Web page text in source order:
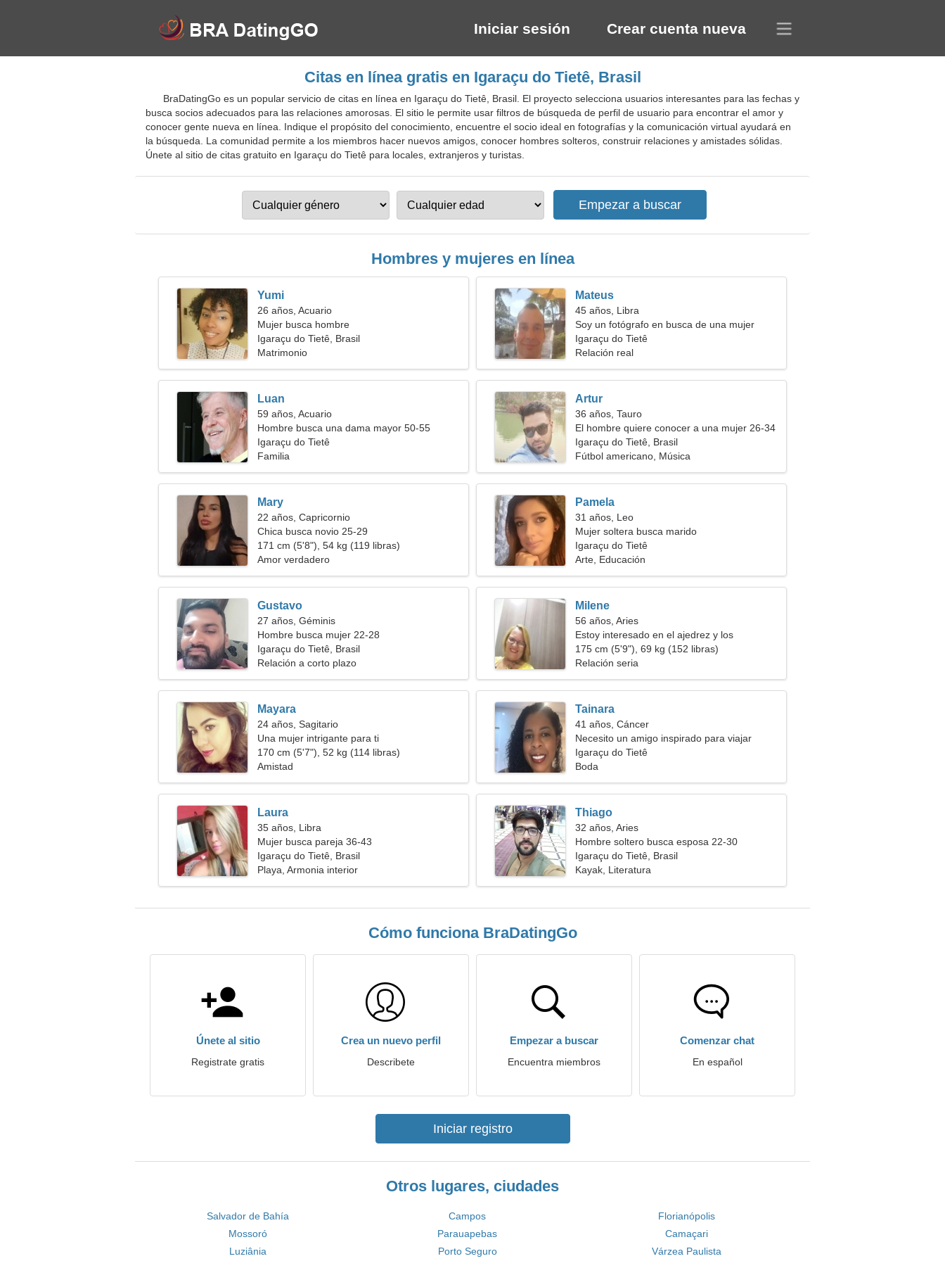
Iniciar sesión Crear cuenta nueva
Citas en línea gratis en Igaraçu do Tietê, Brasil
BraDatingGo es un popular servicio de citas en línea en Igaraçu do Tietê, Brasil. El proyecto selecciona usuarios interesantes para las fechas y
busca socios adecuados para las relaciones amorosas. El sitio le permite usar filtros de búsqueda de perfil de usuario para encontrar el amor y
conocer gente nueva en línea. Indique el propósito del conocimiento, encuentre el socio ideal en fotografías y la comunicación virtual ayudará en
la búsqueda. La comunidad permite a los miembros hacer nuevos amigos, conocer hombres solteros, construir relaciones y amistades sólidas.
Únete al sitio de citas gratuito en Igaraçu do Tietê para locales, extranjeros y turistas.
Hombres y mujeres en línea
Yumi
26 años, Acuario
Mujer busca hombre
Igaraçu do Tietê, Brasil
Matrimonio
Mateus
45 años, Libra
Soy un fotógrafo en busca de una mujer
capacitada
Igaraçu do Tietê
Relación real
Luan
59 años, Acuario
Hombre busca una dama mayor 50-55
Igaraçu do Tietê
Familia
Artur
36 años, Tauro
El hombre quiere conocer a una mujer 26-34
Igaraçu do Tietê, Brasil
Fútbol americano, Música
Mary
22 años, Capricornio
Chica busca novio 25-29
171 cm (5'8"), 54 kg (119 libras)
Amor verdadero
Pamela
31 años, Leo
Mujer soltera busca marido
Igaraçu do Tietê
Arte, Educación
Gustavo
27 años, Géminis
Hombre busca mujer 22-28
Igaraçu do Tietê, Brasil
Relación a corto plazo
Milene
56 años, Aries
Estoy interesado en el ajedrez y los
videojuegos
175 cm (5'9"), 69 kg (152 libras)
Relación seria
Mayara
24 años, Sagitario
Una mujer intrigante para ti
170 cm (5'7"), 52 kg (114 libras)
Amistad
Tainara
41 años, Cáncer
Necesito un amigo inspirado para viajar
Igaraçu do Tietê
Boda
Laura
35 años, Libra
Mujer busca pareja 36-43
Igaraçu do Tietê, Brasil
Playa, Armonia interior
Thiago
32 años, Aries
Hombre soltero busca esposa 22-30
Igaraçu do Tietê, Brasil
Kayak, Literatura
Cómo funciona BraDatingGo
Únete al sitio
Registrate gratis
Crea un nuevo perfil
Describete
Empezar a buscar
Encuentra miembros
Comenzar chat
En español
Iniciar registro
Otros lugares, ciudades
Salvador de Bahía Campos
Florianópolis
Mossoró
Parauapebas
Camaçari
Luziânia
Porto Seguro Várzea Paulista